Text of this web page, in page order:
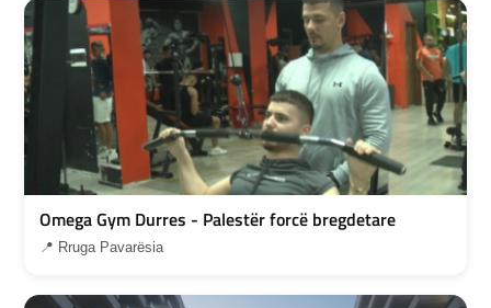
Omega Gym Durres - Palestër forcë bregdetare
📍 Rruga Pavarësia